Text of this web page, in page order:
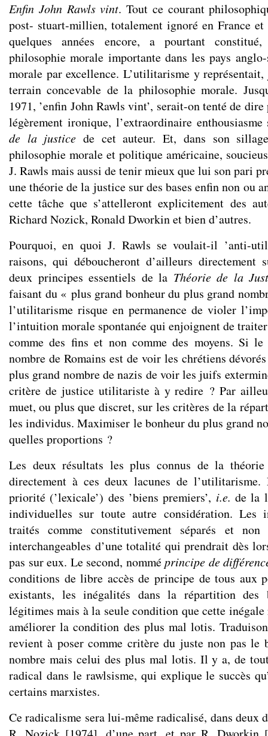
Enfin John Rawls vint. Tout ce courant
post- stuart-millien, totalement ignoré en France
quelques années encore, a pourtant
philosophie morale importante dans les pays
morale par excellence. L’utilitarisme y
terrain concevable de la philosophie morale.
1971, ’enfin John Rawls vint’, serait-on tenté de
légèrement ironique, l’extraordinaire
de la justice de cet auteur. Et, dans son
philosophie morale et politique américaine,
J. Rawls mais aussi de tenir mieux que lui son pari
une théorie de la justice sur des bases enfin non ou
cette tâche que s’attelleront explicitement des
Richard Nozick, Ronald Dworkin et bien d’autres.
Pourquoi, en quoi J. Rawls se voulait-il ’anti-
raisons, qui déboucheront d’ailleurs directement
deux principes essentiels de la Théorie de la
faisant du « plus grand bonheur du plus grand
l’utilitarisme risque en permanence de violer
l’intuition morale spontanée qui enjoignent de
comme des fins et non comme des moyens. Si
nombre de Romains est de voir les chrétiens
plus grand nombre de nazis de voir les juifs
critère de justice utilitariste à y redire ? Par
muet, ou plus que discret, sur les critères de la
les individus. Maximiser le bonheur du plus grand
quelles proportions ?
Les deux résultats les plus connus de la théorie
directement à ces deux lacunes de
priorité (’lexicale’) des ’biens premiers’, i.e.de la
individuelles sur toute autre considération. Les
traités comme constitutivement séparés et non
interchangeables d’une totalité qui prendrait dès
pas sur eux. Le second, nomméprincipe de
conditions de libre accès de principe de tous aux
existants, les inégalités dans la répartition des
légitimes mais à la seule condition que cette
améliorer la condition des plus mal lotis.
revient à poser comme critère du juste non pas le
nombre mais celui des plus mal lotis. Il y a, de
radical dans le rawlsisme, qui explique le succès
certains marxistes.
Ce radicalisme sera lui-même radicalisé, dans deux